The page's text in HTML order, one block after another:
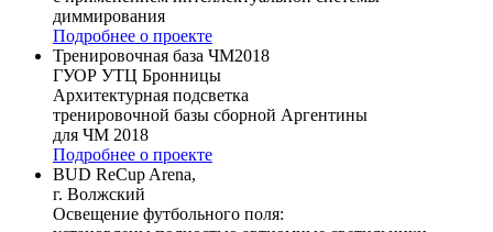
диммирования
Подробнее о проекте
Тренировочная база ЧМ2018
ГУОР УТЦ Бронницы
Архитектурная подсветка
тренировочной базы сборной Аргентины
для ЧМ 2018
Подробнее о проекте
BUD ReCup Arena,
г. Волжский
Освещение футбольного поля: